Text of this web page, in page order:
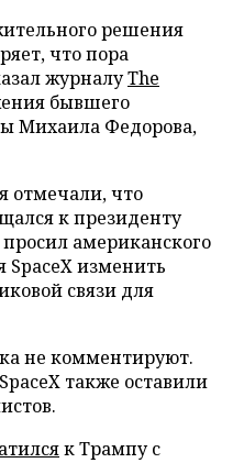
решения
что пора
журналуThe
бывшего
Михаила Федорова,
отмечали, что
к президенту
американского
SpaceX изменить
связи для
не комментируют.
также оставили
к Трампу с